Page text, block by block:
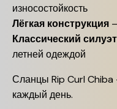
износостойкость
Лёгкая конструкция
Классический силуэт
летней одеждой
Сланцы Rip Curl
каждый день.